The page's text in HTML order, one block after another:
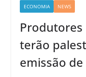
ECONOMIA NEWS
terão
emissão